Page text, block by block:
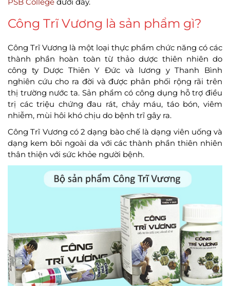
PSB College dưới đây.
Công Trĩ Vương là sản phẩm gì?
Công Trĩ Vương là một loại thực phẩm chức năng có các
thành phần hoàn toàn từ thảo dược thiên nhiên do
công ty Dược Thiên Y Đức và lương y Thanh Bình
nghiên cứu cho ra đời và được phân phối rộng rãi trên
thị trường nước ta. Sản phẩm có công dụng hỗ trợ điều
trị các triệu chứng đau rát, chảy máu, táo bón, viêm
nhiễm, mùi hôi khó chịu do bệnh trĩ gây ra.
Công Trĩ Vương có 2 dạng bào chế là dạng viên uống và
dạng kem bôi ngoài da với các thành phần thiên nhiên
thân thiện với sức khỏe người bệnh.